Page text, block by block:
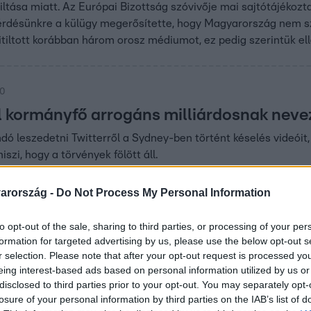
- Do Not Process My Personal Information
opt-out of the sale, sharing to third parties, or processing of your
for targeted advertising by us, please use the below opt-out
selection. Please note that after your opt-out request is processed
interest-based ads based on personal information utilized by us
to third parties prior to your opt-out. You may separately
of your personal information by third parties on the IAB’s list of
miatt. Az Európai Bizottság szóvivője mai
a külügy megerősítette, hogy Magyarország nem
korábban három orosz médiumot, ez pedig szerintük
kormányfő arrogáns milliárdosnak
leszedetni Twitterről a Sydney-ben történt késelés
hogy a törvények fölött áll.
„a kóbor állatok
című dal azután vált sikeressé, hogy kóbor állatokról
nem állatokról szól.